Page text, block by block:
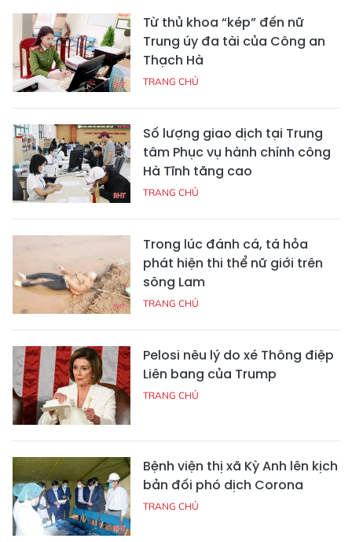
Từ thủ khoa “kép” đến nữ
Trung úy đa tài của Công an
Thạch Hà
TRANG CHỦ
Số lượng giao dịch tại Trung
tâm Phục vụ hành chính công
Hà Tĩnh tăng cao
TRANG CHỦ
Trong lúc đánh cá, tá hỏa
phát hiện thi thể nữ giới trên
sông Lam
TRANG CHỦ
Pelosi nêu lý do xé Thông điệp
Liên bang của Trump
TRANG CHỦ
Bệnh viện thị xã Kỳ Anh lên kịch
bản đối phó dịch Corona
TRANG CHỦ